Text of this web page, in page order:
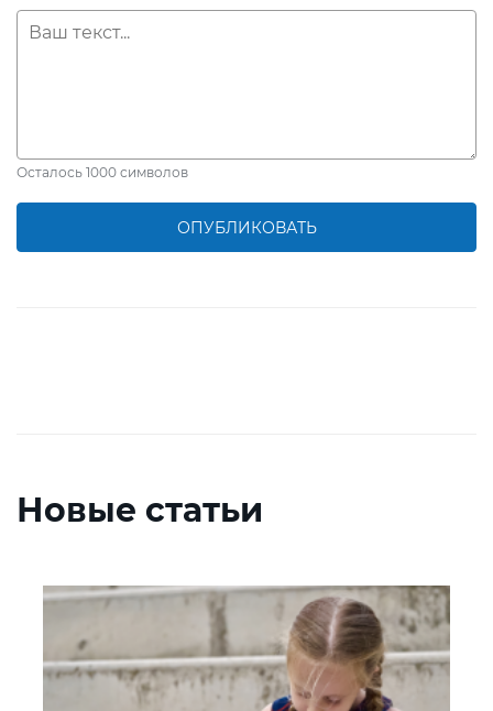
Осталось 1000 символов
ОПУБЛИКОВАТЬ
Новые статьи